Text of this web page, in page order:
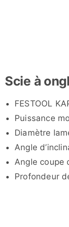
Scie à
FESTOOL
Puissance
Diamètre
Angle
Angle coupe
Profondeur